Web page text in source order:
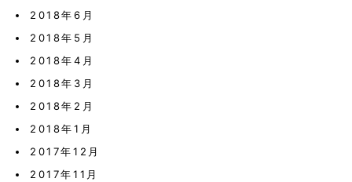
2018年6月
2018年5月
2018年4月
2018年3月
2018年2月
2018年1月
2017年12月
2017年11月